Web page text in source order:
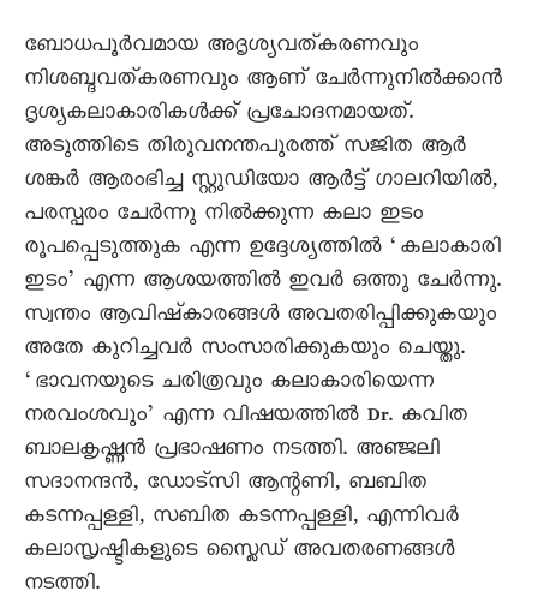
ബോധപൂർവമായ അദൃശ്യവത്കരണവും
നിശബ്ദവത്കരണവും ആണ് ചേർന്നുനിൽക്കാൻ
ദൃശ്യകലാകാരികൾക്ക് പ്രചോദനമായത്.
അടുത്തിടെ തിരുവനന്തപുരത്ത് സജിത ആര്‍
ശങ്കർ ആരംഭിച്ച സ്റ്റുഡിയോ ആര്‍ട്ട് ഗാലറിയില്‍,
പരസ്പരം ചേര്‍ന്നു നില്‍ക്കുന്ന കലാ ഇടം
രൂപപ്പെടുത്തുക എന്ന ഉദ്ദേശ്യത്തില്‍ ‘കലാകാരി
ഇടം’ എന്ന ആശയത്തില്‍ ഇവർ ഒത്തു ചേർന്നു.
സ്വന്തം ആവിഷ്കാരങ്ങൾ അവതരിപ്പിക്കുകയും
അതേ കുറിച്ചവർ സംസാരിക്കുകയും ചെയ്തു.
‘ഭാവനയുടെ ചരിത്രവും കലാകാരിയെന്ന
നരവംശവും’ എന്ന വിഷയത്തിൽ Dr. കവിത
ബാലകൃഷ്ണൻ പ്രഭാഷണം നടത്തി. അഞ്ജലി
സദാനന്ദൻ, ഡോട്സി ആന്റണി, ബബിത
കടന്നപ്പള്ളി, സബിത കടന്നപ്പള്ളി, എന്നിവർ
കലാസൃഷ്ടികളുടെ സ്ലൈഡ് അവതരണങ്ങൾ
നടത്തി.